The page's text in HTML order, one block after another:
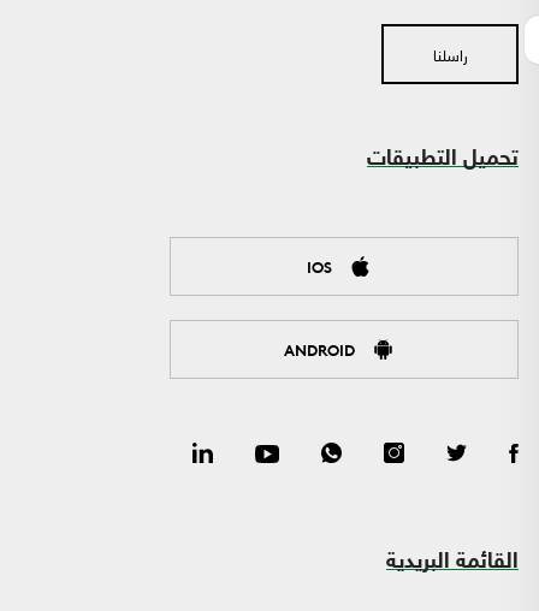
راسلنا
تحميل التطبيقات
IOS
ANDROID
القائمة البريدية